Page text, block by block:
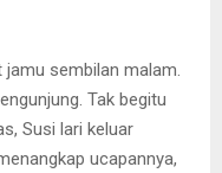
sembilan malam.
Tak begitu
Susi lari keluar
ucapannya,